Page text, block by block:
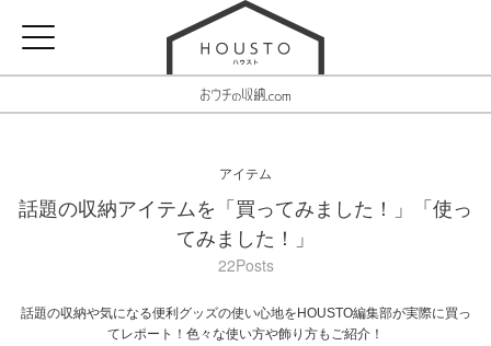
アイテム
話題の収納アイテムを「買ってみました！」「使っ
てみました！」
22Posts
話題の収納や気になる便利グッズの使い心地をHOUSTO編集部が実際に買っ
てレポート！色々な使い方や飾り方もご紹介！